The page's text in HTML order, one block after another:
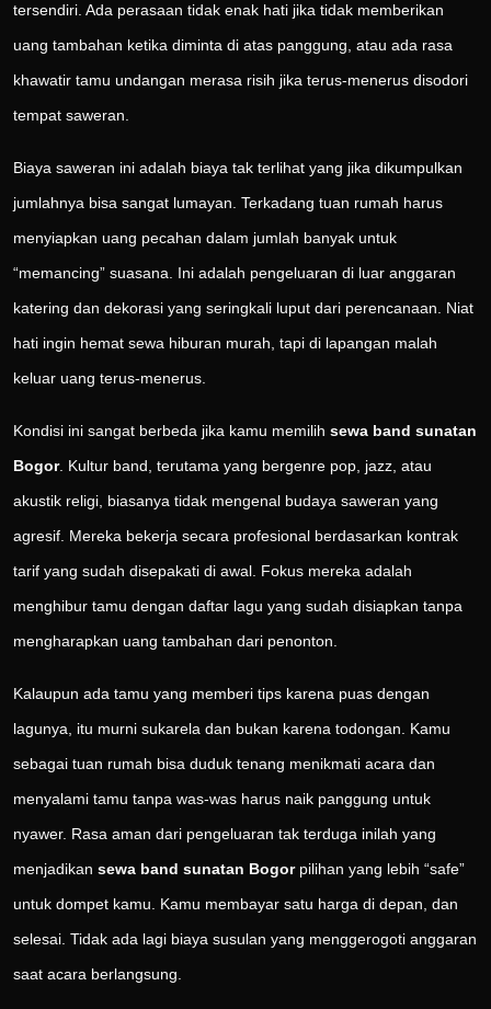
tersendiri. Ada perasaan tidak enak hati jika tidak memberikan
uang tambahan ketika diminta di atas panggung, atau ada rasa
khawatir tamu undangan merasa risih jika terus-menerus disodori
tempat saweran.
Biaya saweran ini adalah biaya tak terlihat yang jika dikumpulkan
jumlahnya bisa sangat lumayan. Terkadang tuan rumah harus
menyiapkan uang pecahan dalam jumlah banyak untuk
“memancing” suasana. Ini adalah pengeluaran di luar anggaran
katering dan dekorasi yang seringkali luput dari perencanaan. Niat
hati ingin hemat sewa hiburan murah, tapi di lapangan malah
keluar uang terus-menerus.
Kondisi ini sangat berbeda jika kamu memilih sewa band sunatan
Bogor. Kultur band, terutama yang bergenre pop, jazz, atau
akustik religi, biasanya tidak mengenal budaya saweran yang
agresif. Mereka bekerja secara profesional berdasarkan kontrak
tarif yang sudah disepakati di awal. Fokus mereka adalah
menghibur tamu dengan daftar lagu yang sudah disiapkan tanpa
mengharapkan uang tambahan dari penonton.
Kalaupun ada tamu yang memberi tips karena puas dengan
lagunya, itu murni sukarela dan bukan karena todongan. Kamu
sebagai tuan rumah bisa duduk tenang menikmati acara dan
menyalami tamu tanpa was-was harus naik panggung untuk
nyawer. Rasa aman dari pengeluaran tak terduga inilah yang
menjadikan sewa band sunatan Bogorpilihan yang lebih “safe”
untuk dompet kamu. Kamu membayar satu harga di depan, dan
selesai. Tidak ada lagi biaya susulan yang menggerogoti anggaran
saat acara berlangsung.